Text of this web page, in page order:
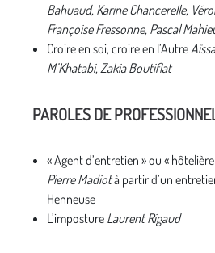
Bahuaud, Karine Chancerelle,
Françoise Fressonne, Pascal
Croire en soi, croire en l’Autre
M’Khatabi, Zakia Boutiflat
PAROLES DE
« Agent d’entretien » ou «
Pierre Madiotà partir d’un
Henneuse
L’imposture Laurent Rigaud